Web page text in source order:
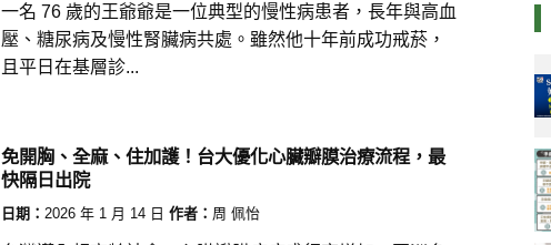
一名 76 歲的王爺爺是一位典型的慢性病患者，長年與高血
壓、糖尿病及慢性腎臟病共處。雖然他十年前成功戒菸，
且平日在基層診...
免開胸、全麻、住加護！台大優化心臟瓣膜治療流程，最
快隔日出院
日期： 2026 年 1 月 14 日 作者： 周 佩怡